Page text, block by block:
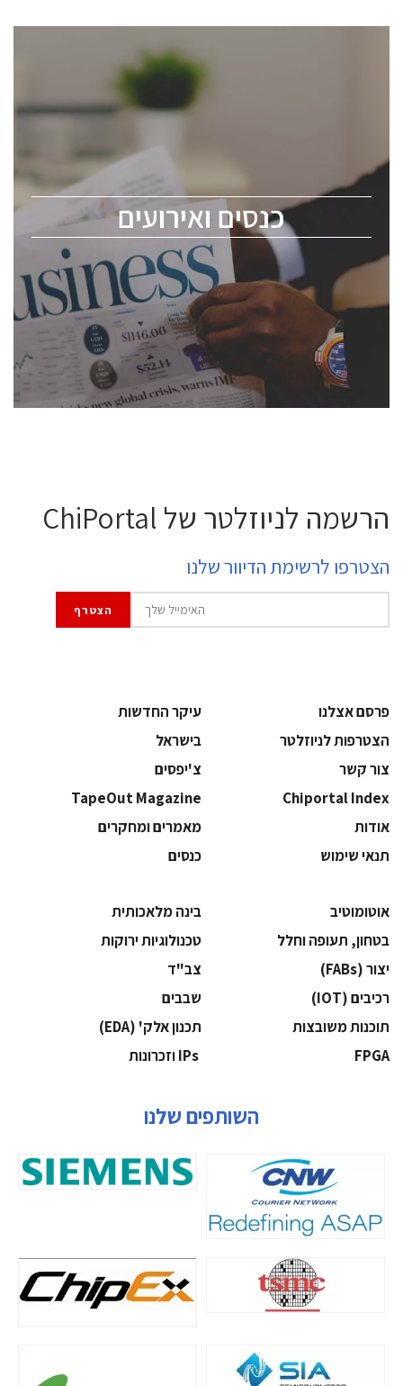
כנסים ואירועים
כנסים ואירועים
לכל העוסקים בתעשיית הסמיקונדקטור כולל מהנדסים,
ChipEx2026 will be held on May 12-13, 2026. The
conference is intended for everyone involved in the
semiconductor industry, including engineers,
professional experts, and senior executives.
לחץ לפרטים
הרשמה לניוזלטר של ChiPortal
הצטרפו לרשימת הדיוור שלנו
פרסם אצלנו
עיקר החדשות
הצטרפות לניוזלטר
בישראל
צור קשר
צ'יפסים
Chiportal Index
TapeOut Magazine
אודות
מאמרים ומחקרים
תנאי שימוש
כנסים
אוטומוטיב
בינה מלאכותית
בטחון, תעופה וחלל
‫טכנולוגיות ירוקות‬
‫יצור (‪(FABs‬‬
‫צב"ד‬
‫רכיבים‬ (IOT)
‫שבבים‬
‫תוכנות משובצות‬
‫תכנון אלק' (‪(EDA‬‬
‫‪FPGA‬‬
השותפים שלנו